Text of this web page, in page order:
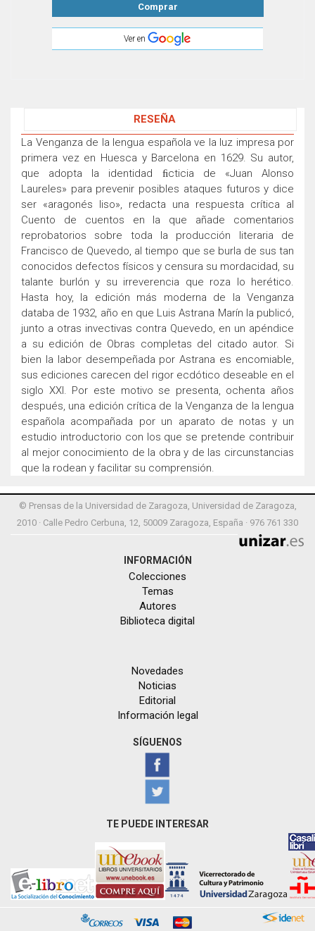
Comprar
Ver en
RESEÑA
La Venganza de la lengua española ve la luz impresa por
primera vez en Huesca y Barcelona en 1629. Su autor,
que adopta la identidad ﬁcticia de «Juan Alonso
Laureles» para prevenir posibles ataques futuros y dice
ser «aragonés liso», redacta una respuesta crítica al
Cuento de cuentos en la que añade comentarios
reprobatorios sobre toda la producción literaria de
Francisco de Quevedo, al tiempo que se burla de sus tan
conocidos defectos físicos y censura su mordacidad, su
talante burlón y su irreverencia que roza lo herético.
Hasta hoy, la edición más moderna de la Venganza
databa de 1932, año en que Luis Astrana Marín la publicó,
junto a otras invectivas contra Quevedo, en un apéndice
a su edición de Obras completas del citado autor. Si
bien la labor desempeñada por Astrana es encomiable,
sus ediciones carecen del rigor ecdótico deseable en el
siglo XXI. Por este motivo se presenta, ochenta años
después, una edición crítica de la Venganza de la lengua
española acompañada por un aparato de notas y un
estudio introductorio con los que se pretende contribuir
al mejor conocimiento de la obra y de las circunstancias
que la rodean y facilitar su comprensión.
© Prensas de la Universidad de Zaragoza, Universidad de Zaragoza,
2010 · Calle Pedro Cerbuna, 12, 50009 Zaragoza, España · 976 761 330
INFORMACIÓN
Colecciones
Temas
Autores
Biblioteca digital
Novedades
Noticias
Editorial
Información legal
SÍGUENOS
TE PUEDE INTERESAR